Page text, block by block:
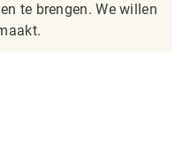
te brengen. We willen